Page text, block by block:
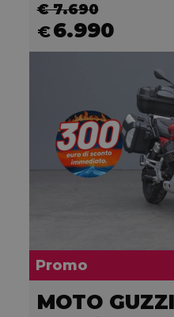
€ 7.690
€6.990
Promo
MOTO